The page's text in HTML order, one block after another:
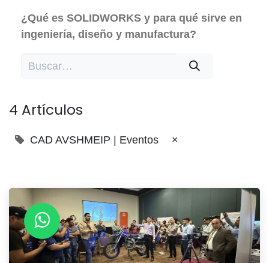
¿Qué es SOLIDWORKS y para qué sirve en
ingeniería, diseño y manufactura?
4 Artículos
CAD AVSHMEIP | Eventos ×